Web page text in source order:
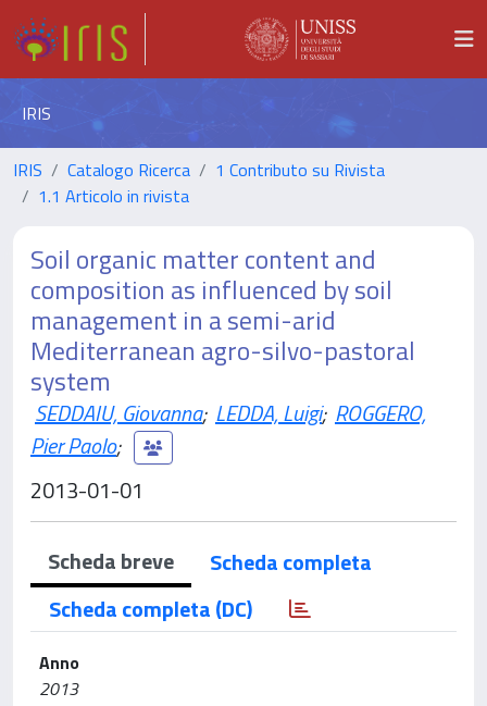
IRIS
IRIS Catalogo Ricerca
1 Contributo su Rivista
1.1 Articolo in rivista
Soil organic matter content and
composition as influenced by soil
management in a semi-arid
Mediterranean agro-silvo-pastoral
system
SEDDAIU, Giovanna; LEDDA, Luigi; ROGGERO,
Pier Paolo;
2013-01-01
Scheda breve
Scheda completa
Scheda completa (DC)
Anno
2013